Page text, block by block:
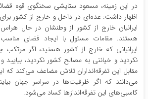
در این زمینه، مسعود ستایشی سخنگوی قوه
اظهار داشت: عده‌ای در داخل و خارج از کشور
ایرانیان خارج از کشور از وطنشان در حال
هستند. مقامات مسئول با ایجاد فضای
ایرانیانی که خارج از کشور هستید، اگر
نکردید و خیانتی به مصالح کشور نکردید، بیایید
مقابل این تفرقه‌انداران تلاش مضاعف می‌کند که
می‌دانند که اگر ظرفیت‌ها در سراسر جهان
کاسبی‌های این تفرقه‌اندازها کساد می‌شود.